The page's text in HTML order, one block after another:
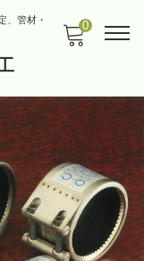
、管材・
0